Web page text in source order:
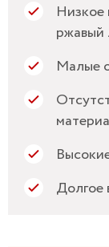
Низкое
ржавый
Малые
Долгое